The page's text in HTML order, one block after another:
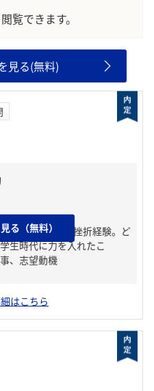
覧できます。
見る(無料)
生の中で大きな挫折経験。ど
生時代に力を入れたこ
、志望動機
る（無料）
はこちら